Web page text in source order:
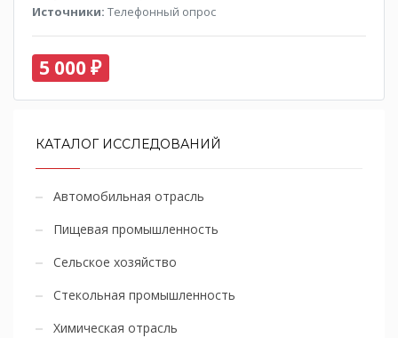
Источники: Телефонный опрос
5 000 ₽
КАТАЛОГ ИССЛЕДОВАНИЙ
Автомобильная отрасль
Пищевая промышленность
Сельское хозяйство
Стекольная промышленность
Химическая отрасль